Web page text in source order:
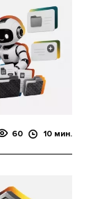
60 10 мин.